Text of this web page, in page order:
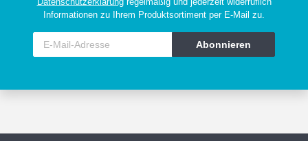
Informationen zu Ihrem Produktsortiment per E-Mail zu.
Abonnieren